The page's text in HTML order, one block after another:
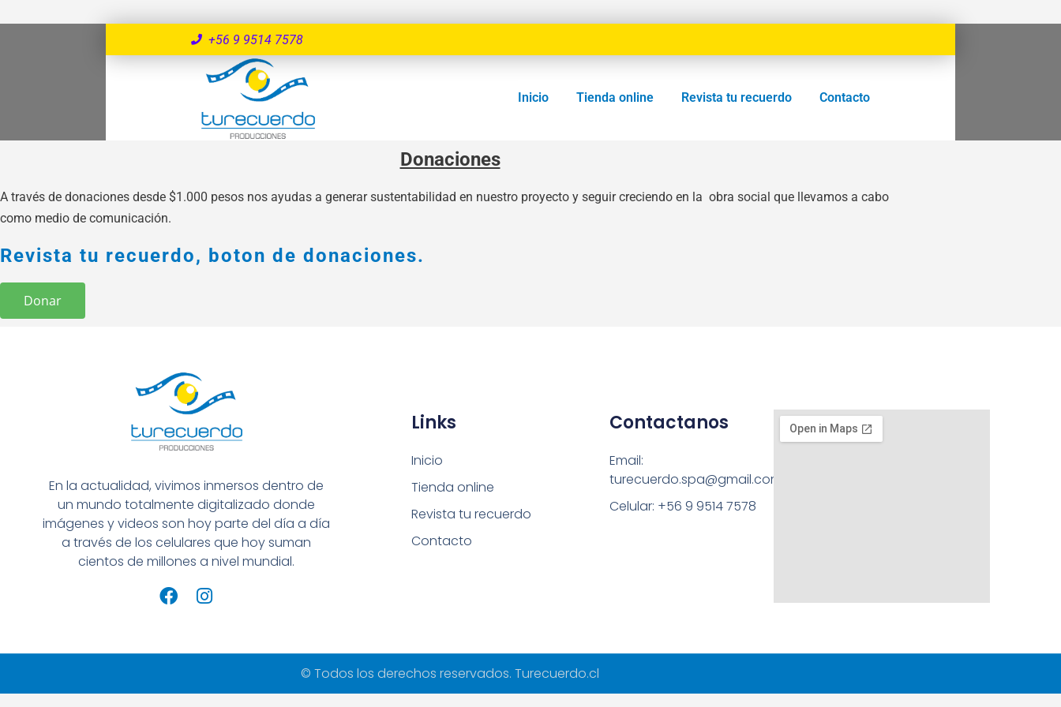
+56 9 9514 7578
Inicio Tienda online Revista tu recuerdo Contacto
Donaciones
A través de donaciones desde $1.000 pesos nos ayudas a generar sustentabilidad en nuestro proyecto y seguir creciendo en la obra social que llevamos a cabo
como medio de comunicación.
Revista tu recuerdo, boton de donaciones.
Donar
En la actualidad, vivimos inmersos dentro de
un mundo totalmente digitalizado donde
imágenes y videos son hoy parte del día a día
a través de los celulares que hoy suman
cientos de millones a nivel mundial.
Links
Inicio
Tienda online
Revista tu recuerdo
Contacto
Contactanos
Email:
turecuerdo.spa@gmail.com
Celular: +56 9 9514 7578
© Todos los derechos reservados. Turecuerdo.cl